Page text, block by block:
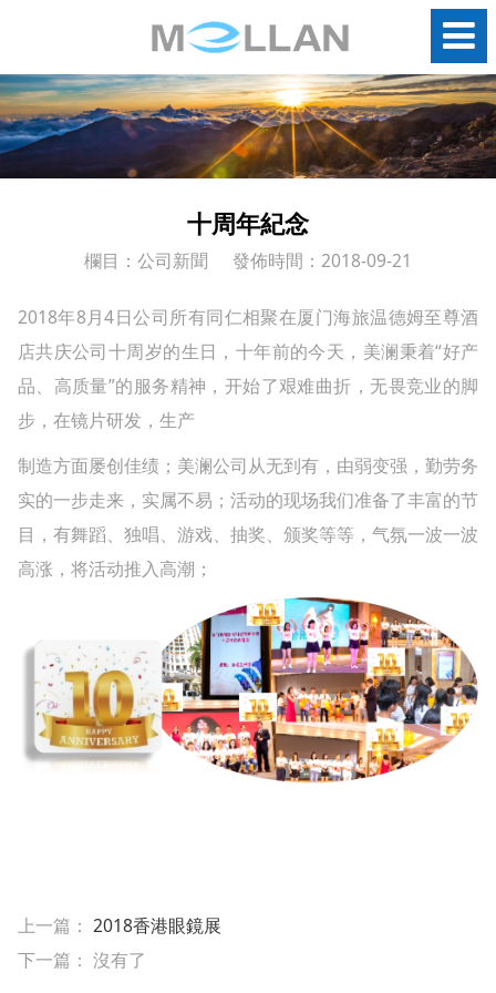
十周年紀念
欄目：公司新聞 發佈時間：2018-09-21
2018年8月4日公司所有同仁相聚在厦门海旅温德姆至尊酒
店共庆公司十周岁的生日，十年前的今天，美澜秉着“好产
品、高质量”的服务精神，开始了艰难曲折，无畏竞业的脚
步，在镜片研发，生产
制造方面屡创佳绩；美澜公司从无到有，由弱变强，勤劳务
实的一步走来，实属不易；活动的现场我们准备了丰富的节
目，有舞蹈、独唱、游戏、抽奖、颁奖等等，气氛一波一波
高涨，将活动推入高潮；
上一篇： 2018香港眼鏡展
下一篇： 沒有了